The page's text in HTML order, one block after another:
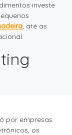
investe
, até as
por empresas
os